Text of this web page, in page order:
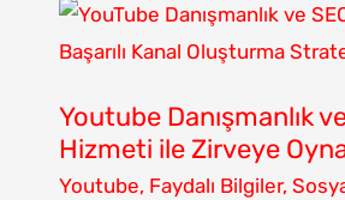
Youtube Danışmanlık
Hizmeti ile Zirveye
Youtube, Faydalı Bilgiler,
YOUTUBE
HIZMETI
ILE